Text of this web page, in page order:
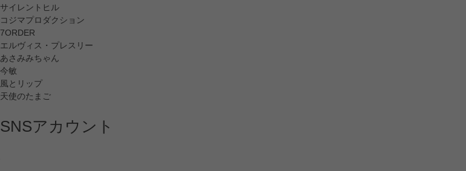
サイレントヒル
コジマプロダクション
7ORDER
エルヴィス・プレスリー
あさみみちゃん
今敏
風とリップ
天使のたまご
SNSアカウント